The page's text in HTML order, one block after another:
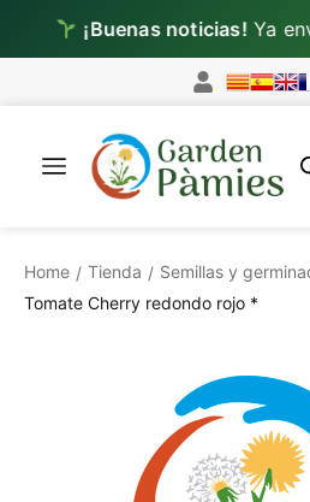
¡Buenas noticias!Ya
Home / Tienda / Semillas y
Tomate Cherry redondo rojo *